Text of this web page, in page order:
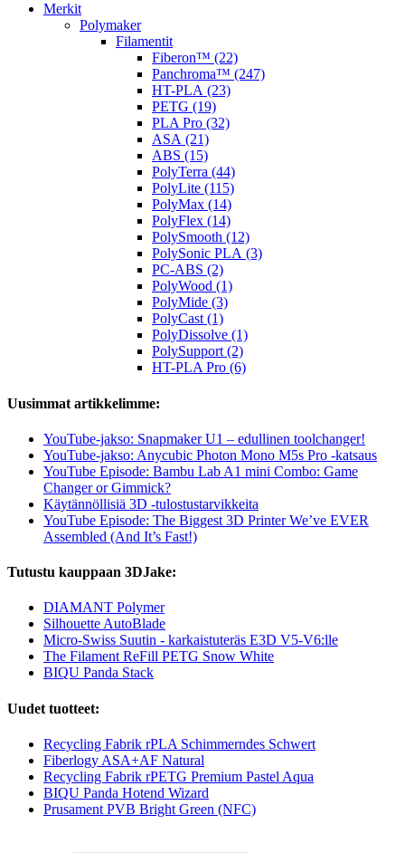
Merkit
Polymaker
Filamentit
Fiberon™ (22)
Panchroma™ (247)
HT-PLA (23)
PETG (19)
PLA Pro (32)
ASA (21)
ABS (15)
PolyTerra (44)
PolyLite (115)
PolyMax (14)
PolyFlex (14)
PolySmooth (12)
PolySonic PLA (3)
PC-ABS (2)
PolyWood (1)
PolyMide (3)
PolyCast (1)
PolyDissolve (1)
PolySupport (2)
HT-PLA Pro (6)
Uusimmat artikkelimme:
YouTube-jakso: Snapmaker U1 – edullinen toolchanger!
YouTube-jakso: Anycubic Photon Mono M5s Pro -katsaus
YouTube Episode: Bambu Lab A1 mini Combo: Game
Changer or Gimmick?
Käytännöllisiä 3D -tulostustarvikkeita
YouTube Episode: The Biggest 3D Printer We’ve EVER
Assembled (And It’s Fast!)
Tutustu kauppaan 3DJake:
DIAMANT Polymer
Silhouette AutoBlade
Micro-Swiss Suutin - karkaistuteräs E3D V5-V6:lle
The Filament ReFill PETG Snow White
BIQU Panda Stack
Uudet tuotteet:
Recycling Fabrik rPLA Schimmerndes Schwert
Fiberlogy ASA+AF Natural
Recycling Fabrik rPETG Premium Pastel Aqua
BIQU Panda Hotend Wizard
Prusament PVB Bright Green (NFC)